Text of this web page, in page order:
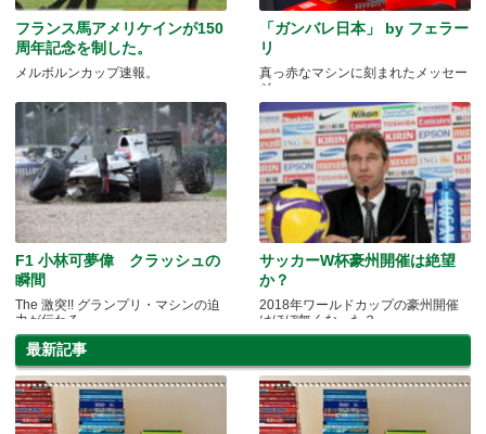
フランス馬アメリケインが150
周年記念を制した。
メルボルンカップ速報。
「ガンバレ日本」 by フェラー
リ
真っ赤なマシンに刻まれたメッセー
ジ
F1 小林可夢偉 クラッシュの
瞬間
The 激突!! グランプリ・マシンの迫
力が伝わる
サッカーW杯豪州開催は絶望
か？
2018年ワールドカップの豪州開催
はほぼ無くなった？
最新記事